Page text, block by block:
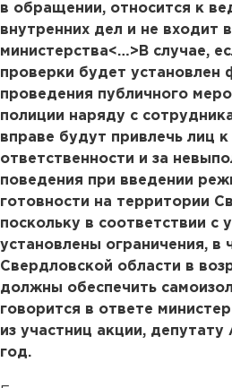
в обращении, относится к
внутренних дел и не входит
министерства<…>В случае,
проверки будет установлен
проведения публичного
полиции наряду с
вправе будут привлечь лиц
ответственности и за
поведения при введении
готовности на территории
поскольку в соответствии с
установлены ограничения, в
Свердловской области в
должны обеспечить
говорится в ответе
из участниц акции, депутату
год.